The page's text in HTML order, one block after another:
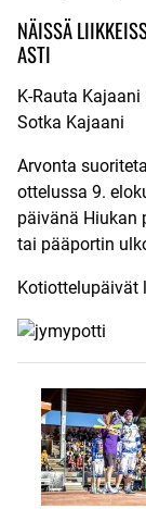
NÄISSÄ
ASTI
K-Rauta Kajaani
Sotka Kajaani
Arvonta
ottelussa 9.
päivänä Hiukan
tai pääportin
Kotiottelupäivät